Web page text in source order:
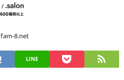
fam-8.net
LINE